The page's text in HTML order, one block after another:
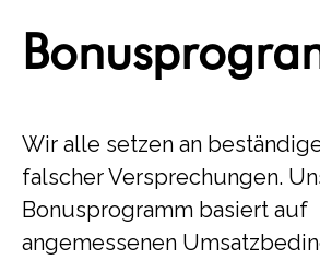
Wir alle setzen an
falscher Versprechungen.
Bonusprogramm basiert auf
angemessenen